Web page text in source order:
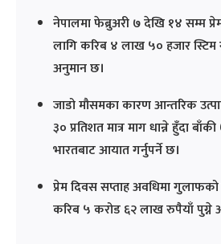
नेपालमा फेब्रुअरी ७ देखि १४ सम्म
लागि करिब ४ लाख ५० हजार
अनुमान छ।
जाडो मौसमका कारण आन्तरिक
३० प्रतिशत मात्र माग धान्ने हुँदा
भारतबाट आयात गर्नुपर्ने छ।
प्रेम दिवस सप्ताह अवधिमा गुलाफको
करिब ५ करोड ६२ लाख रुपैयाँ पुग्ने